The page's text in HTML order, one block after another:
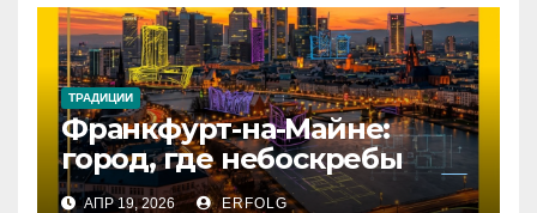
ТРАДИЦИИ
Франкфурт-на-Майне:
город, где небоскребы
встречаются с историей!
АПР 19, 2026 ERFOLG